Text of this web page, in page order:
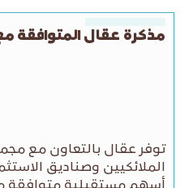
مذكرة عقال المتوافقة
توفر عقال بالتعاون مع
الملائكيين وصناديق